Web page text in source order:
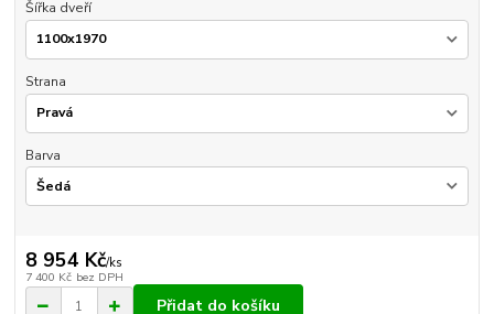
Šířka dveří
Strana
Barva
8 954 Kč/ks
7 400 Kč bez DPH
Přidat do košíku